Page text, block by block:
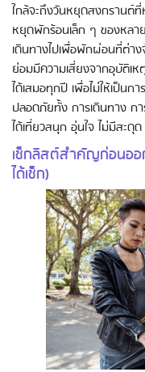
ใกล้จะถึงวันหยุดสงกรานต์
หยุดพักร้อนเล็ก ๆ ของหลา
เดินทางไปเพื่อพักผ่อนที่ต่า
ย่อมมีความเสี่ยงจากอุบัติเ
ได้เสมอทุกปี เพื่อไม่ให้เป็นก
ปลอดภัยทั้ง การเดินทาง ก
ได้เที่ยวสนุก อุ่นใจ ไม่มีสะดุด
เช็กลิสต์สำคัญก่อนออ
ได้เช็ก)